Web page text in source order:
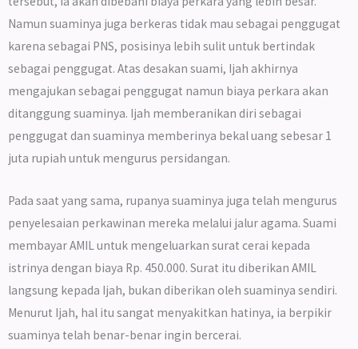
Namun suaminya juga berkeras tidak mau sebagai penggugat
karena sebagai PNS, posisinya lebih sulit untuk bertindak
sebagai penggugat. Atas desakan suami, Ijah akhirnya
mengajukan sebagai penggugat namun biaya perkara akan
ditanggung suaminya. Ijah memberanikan diri sebagai
penggugat dan suaminya memberinya bekal uang sebesar 1
juta rupiah untuk mengurus persidangan.
Pada saat yang sama, rupanya suaminya juga telah mengurus
penyelesaian perkawinan mereka melalui jalur agama. Suami
membayar AMIL untuk mengeluarkan surat cerai kepada
istrinya dengan biaya Rp. 450.000. Surat itu diberikan AMIL
langsung kepada Ijah, bukan diberikan oleh suaminya sendiri.
Menurut Ijah, hal itu sangat menyakitkan hatinya, ia berpikir
suaminya telah benar-benar ingin bercerai.